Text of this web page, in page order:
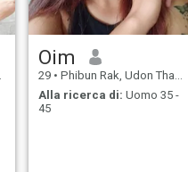
Oim
29 • Phibun Rak, Udon Thani, Thailandia
Alla ricerca di: Uomo 35 -
45